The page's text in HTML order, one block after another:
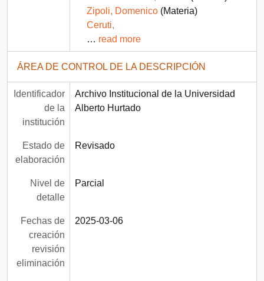
Zipoli, Domenico(Materia)
Ceruti,
… read more
ÁREA DE CONTROL DE LA DESCRIPCIÓN
Identificador
de la
institución
Archivo Institucional de la Universidad
Alberto Hurtado
Estado de
elaboración
Revisado
Nivel de
detalle
Parcial
Fechas de
creación
revisión
eliminación
2025-03-06